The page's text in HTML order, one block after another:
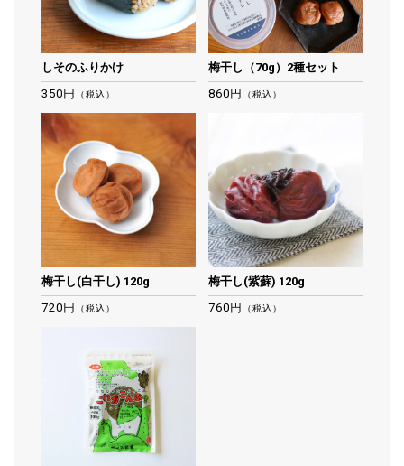
しそのふりかけ
350円
（税込）
梅干し（70g）2種セット
860円
（税込）
梅干し(白干し) 120g
720円
（税込）
梅干し(紫蘇) 120g
760円
（税込）